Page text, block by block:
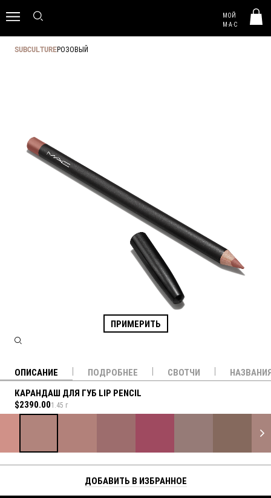
МОЙ
M·A·C
SUBCULTUREРОЗОВЫЙ
ПРИМЕРИТЬ
ОПИСАНИЕ ПОДРОБНЕЕ СВОТЧИ
КАРАНДАШ ДЛЯ ГУБ LIP PENCIL
$2390.001.45 г
ДОБАВИТЬ В ИЗБРАННОЕ